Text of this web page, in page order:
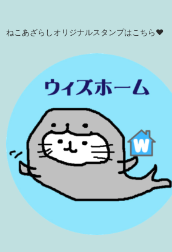
ねこあざらしオリジナルスタンプはこちら♥